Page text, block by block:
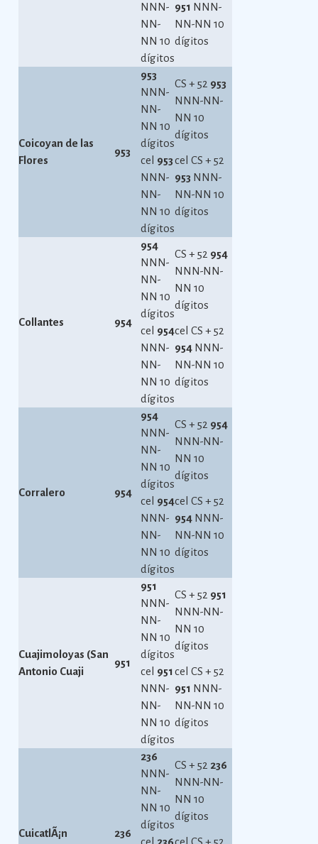
NNN-
NN-
NN 10
dígitos
951 NNN-
NN-NN 10
dígitos
Coicoyan de las
Flores
953
953
NNN-
NN-
NN 10
dígitos
CS + 52 953
NNN-NN-
NN 10
dígitos
cel 953
NNN-
NN-
NN 10
dígitos
cel CS + 52
953 NNN-
NN-NN 10
dígitos
Collantes 954
954
NNN-
NN-
NN 10
dígitos
CS + 52 954
NNN-NN-
NN 10
dígitos
cel 954
NNN-
NN-
NN 10
dígitos
cel CS + 52
954 NNN-
NN-NN 10
dígitos
Corralero 954
954
NNN-
NN-
NN 10
dígitos
CS + 52 954
NNN-NN-
NN 10
dígitos
cel 954
NNN-
NN-
NN 10
dígitos
cel CS + 52
954 NNN-
NN-NN 10
dígitos
Cuajimoloyas (San
Antonio Cuaji
951
951
NNN-
NN-
NN 10
dígitos
CS + 52 951
NNN-NN-
NN 10
dígitos
cel 951
NNN-
NN-
NN 10
dígitos
cel CS + 52
951 NNN-
NN-NN 10
dígitos
CuicatlÃ¡n 236
236
NNN-
NN-
NN 10
dígitos
CS + 52 236
NNN-NN-
NN 10
dígitos
cel 236cel CS + 52